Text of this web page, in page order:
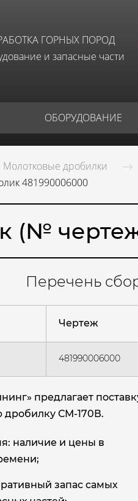
ГОРНЫХ ПОРОД
и запасные части
ОБОРУДОВАНИЕ
Молотковые дробилки
481990006000
(№
Перечень
Чертеж
481990006000
предлагает
дробилку СМ-170В.
наличие и цены в
запас самых